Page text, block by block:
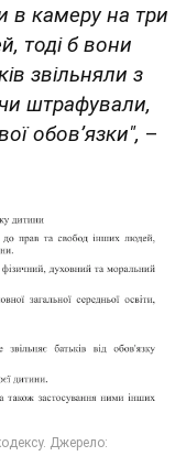
в камеру на три
тоді б вони
звільняли з
штрафували,
обовʼязки", –